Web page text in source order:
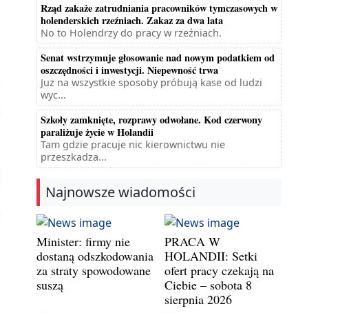
Rząd zakaże zatrudniania pracowników tymczasowych w
holenderskich rzeźniach. Zakaz za dwa lata
No to Holendrzy do pracy w rzeźniach.
Senat wstrzymuje głosowanie nad nowym podatkiem od
oszczędności i inwestycji. Niepewność trwa
Już na wszystkie sposoby próbują kase od ludzi
wyc...
Szkoły zamknięte, rozprawy odwołane. Kod czerwony
paraliżuje życie w Holandii
Tam gdzie pracuje nic kierownictwu nie
przeszkadza...
Najnowsze wiadomości
Minister: firmy nie
dostaną odszkodowania
za straty spowodowane
suszą
PRACA W
HOLANDII: Setki
ofert pracy czekają na
Ciebie – sobota 8
sierpnia 2026